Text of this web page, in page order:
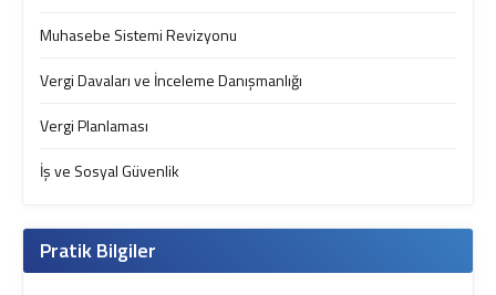
Muhasebe Sistemi Revizyonu
Vergi Davaları ve İnceleme Danışmanlığı
Vergi Planlaması
İş ve Sosyal Güvenlik
Pratik Bilgiler